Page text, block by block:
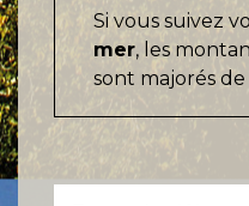
Si vous suivez
mer, les
sont majorés de